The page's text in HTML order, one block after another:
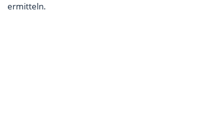
ermitteln.